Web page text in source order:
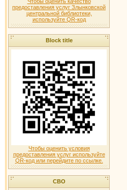
предоставления услуг Злынковской
центральной библиотеки,
используйте QR-код
Block title
Чтобы оценить условия
предоставления услуг используйте
QR-код или перейдите по ссылке.
СВО